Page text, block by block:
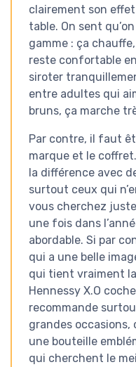
clairement son
table. On sent
gamme : ça
reste confortable
siroter
entre adultes qui
bruns, ça marche
Par contre, il faut
marque et le
la différence avec
surtout ceux qui
vous cherchez
une fois dans
abordable. Si par
qui a une belle
qui tient vraiment
Hennessy X.O
recommande
grandes
une bouteille
qui cherchent le